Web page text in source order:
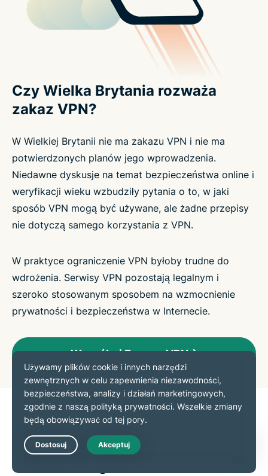
Czy Wielka Brytania rozważa
zakaz VPN?
W Wielkiej Brytanii nie ma zakazu VPN i nie ma
potwierdzonych planów jego wprowadzenia.
Niedawne dyskusje na temat bezpieczeństwa online i
weryfikacji wieku wzbudziły pytania o to, w jaki
sposób VPN mogą być używane, ale żadne przepisy
nie dotyczą samego korzystania z VPN.
W praktyce ograniczenie VPN byłoby trudne do
wdrożenia. Serwisy VPN pozostają legalnym i
szeroko stosowanym sposobem na wzmocnienie
prywatności i bezpieczeństwa w Internecie.
Wypróbuj ExpressVPN
Dlaczego miliony
użytkowników ufają